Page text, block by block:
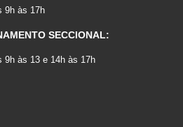
9h às 17h
SECCIONAL:
9h às 13 e 14h às 17h